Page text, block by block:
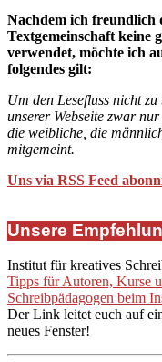
Nachdem ich freundlich
Textgemeinschaft keine
verwendet, möchte ich
folgendes gilt:
Um den Lesefluss nicht
unserer Webseite zwar
die weibliche, die
mitgemeint.
Uns via RSS Feed
Unsere
Institut für kreatives
Tipps für Autoren, Kurse
Schreibpädagogen beim
Der Link leitet euch auf
neues Fenster!